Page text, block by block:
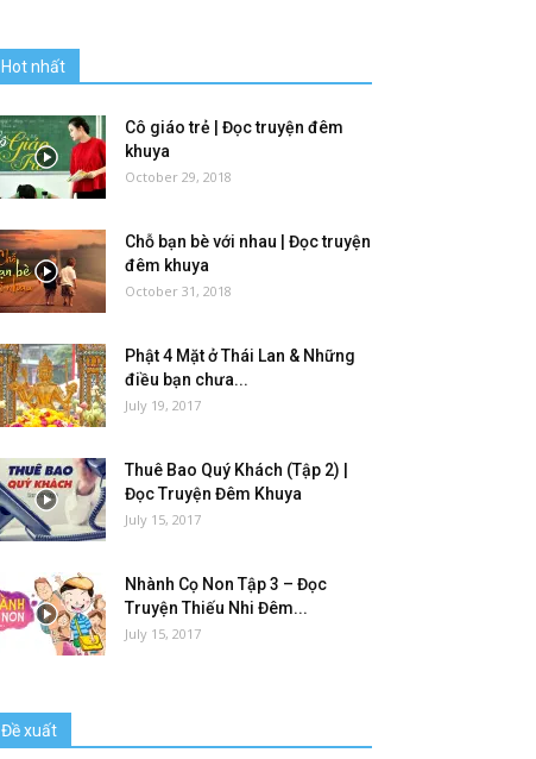
Hot nhất
Cô giáo trẻ | Đọc truyện đêm
khuya
October 29, 2018
Chỗ bạn bè với nhau | Đọc truyện
đêm khuya
October 31, 2018
Phật 4 Mặt ở Thái Lan & Những
điều bạn chưa...
July 19, 2017
Thuê Bao Quý Khách (Tập 2) |
Đọc Truyện Đêm Khuya
July 15, 2017
Nhành Cọ Non Tập 3 – Đọc
Truyện Thiếu Nhi Đêm...
July 15, 2017
Đề xuất